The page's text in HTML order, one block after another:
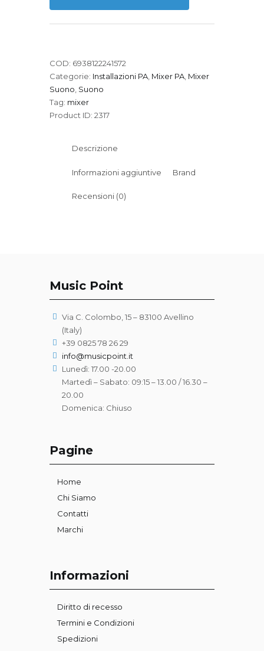
quantità
COD: 6938122241572
Categorie: Installazioni PA Mixer PA Mixer
Suono Suono
Tag: mixer
Product ID: 2317
Descrizione
Informazioni aggiuntive Brand
Recensioni (0)
Music Point
Via C. Colombo, 15 – 83100 Avellino
(Italy)
+39 0825 78 26 29
info@musicpoint.it
Lunedì: 17.00 -20.00
Martedì – Sabato: 09:15 – 13.00 / 16.30 –
20.00
Domenica: Chiuso
Pagine
Home
Chi Siamo
Contatti
Marchi
Informazioni
Diritto di recesso
Termini e Condizioni
Spedizioni